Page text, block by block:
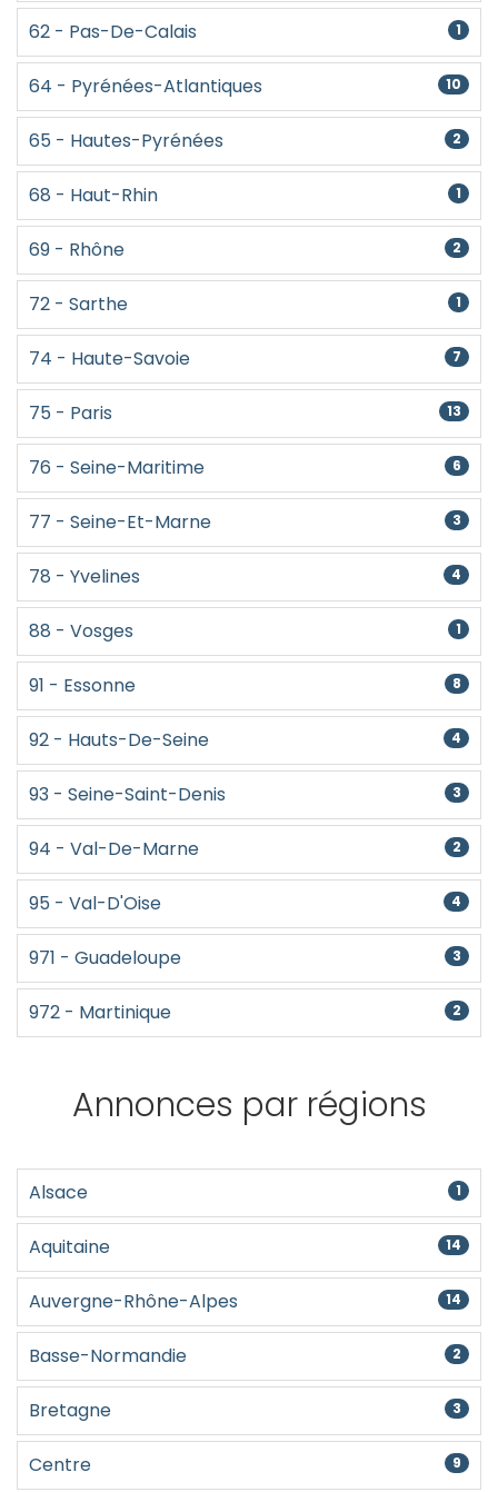
62 - Pas-De-Calais 1
64 - Pyrénées-Atlantiques 10
65 - Hautes-Pyrénées 2
68 - Haut-Rhin 1
69 - Rhône 2
72 - Sarthe 1
74 - Haute-Savoie 7
75 - Paris 13
76 - Seine-Maritime 6
77 - Seine-Et-Marne 3
78 - Yvelines 4
88 - Vosges 1
91 - Essonne 8
92 - Hauts-De-Seine 4
93 - Seine-Saint-Denis 3
94 - Val-De-Marne 2
95 - Val-D'Oise 4
971 - Guadeloupe 3
972 - Martinique 2
Annonces par régions
Alsace 1
Aquitaine 14
Auvergne-Rhône-Alpes 14
Basse-Normandie 2
Bretagne 3
Centre 9